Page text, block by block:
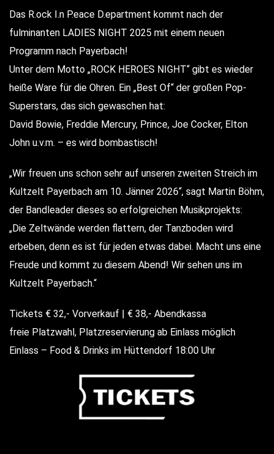
Das R.ock I.n P.eace D.epartment kommt nach der
fulminanten LADIES NIGHT 2025 mit einem neuen
Programm nach Payerbach!
Unter dem Motto „ROCK HEROES NIGHT“ gibt es wieder
heiße Ware für die Ohren. Ein „Best Of“ der großen Pop-
Superstars, das sich gewaschen hat:
David Bowie, Freddie Mercury, Prince, Joe Cocker, Elton
John u.v.m. – es wird bombastisch!
„Wir freuen uns schon sehr auf unseren zweiten Streich im
Kultzelt Payerbach am 10. Jänner 2026“, sagt Martin Böhm,
der Bandleader dieses so erfolgreichen Musikprojekts:
„Die Zeltwände werden flattern, der Tanzboden wird
erbeben, denn es ist für jeden etwas dabei. Macht uns eine
Freude und kommt zu diesem Abend! Wir sehen uns im
Kultzelt Payerbach.“
Tickets € 32,- Vorverkauf | € 38,- Abendkassa
freie Platzwahl, Platzreservierung ab Einlass möglich
Einlass – Food & Drinks im Hüttendorf 18:00 Uhr